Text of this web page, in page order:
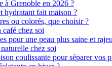
à Grenoble en 2026 ?
hydratant fait maison ?
ou colorés, que choisir ?
chez soi
pour une peau plus saine et
chez soi
coulissante pour séparer vos